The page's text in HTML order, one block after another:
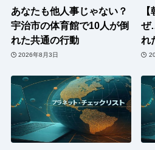
あなたも他人事じゃない？
宇治市の体育館で10人が倒
れた共通の行動
2026年8月3日
ぜ
れ